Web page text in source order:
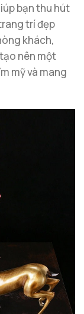
bạn thu hút
trí đẹp
khách,
nên một
mỹ và mang